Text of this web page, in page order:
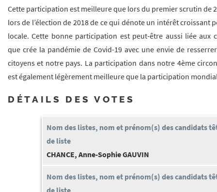
Cette participation est meilleure que lors du premier scrutin de
lors de l’élection de 2018 de ce qui dénote un intérêt croissant
locale. Cette bonne participation est peut-être aussi liée aux
que crée la pandémie de Covid-19 avec une envie de
citoyens et notre pays. La participation dans notre 4ème
est également légèrement meilleure que la participation
DÉTAILS DES VOTES
CHANCE, Anne-Sophie GAUVIN